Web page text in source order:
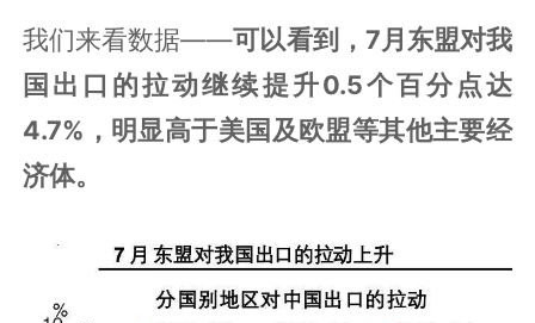
我们来看数据——可以看到，7月东盟对我
国出口的拉动继续提升0.5个百分点达
4.7%，明显高于美国及欧盟等其他主要经
济体。